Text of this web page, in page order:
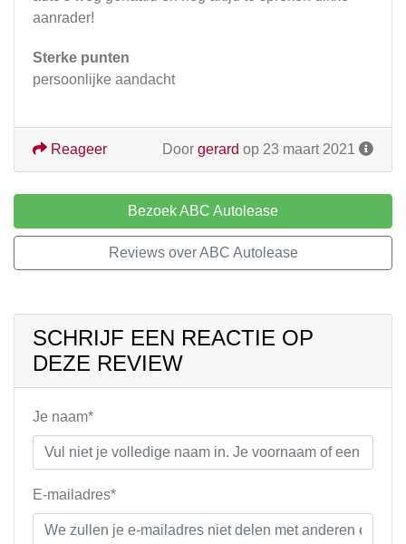
aanrader!
Sterke punten
persoonlijke aandacht
Door gerard op 23 maart 2021
Reageer
Bezoek ABC Autolease
Reviews over ABC Autolease
SCHRIJF EEN REACTIE OP
DEZE REVIEW
Je naam*
E-mailadres*